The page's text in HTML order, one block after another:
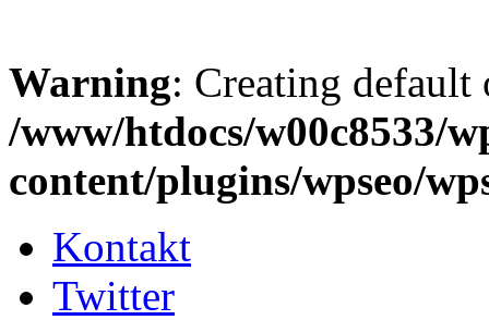
Warning: Creating
/www/htdocs/w00c8533/
content/plugins/wpseo/
Kontakt
Twitter